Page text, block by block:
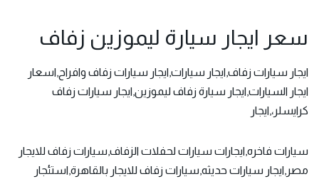
سعر ايجار سيارة ليموزين زفاف
ايجار سيارات زفاف,ايجار سيارات,ايجار سيارات زفاف وافراح,اسعار
ايجار السيارات,ايجار سيارة زفاف ليموزين,ايجار سيارات زفاف
كرايسلر،,ايجار
سيارات فاخره,ايجارات سيارات لحفلات الزفاف,سيارات زفاف للايجار
مصر,ايجار سيارات حديثه,سيارات زفاف للايجار بالقاهرة,استئجار